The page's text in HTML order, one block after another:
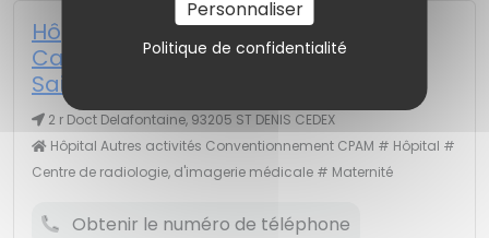
Personnaliser
Politique de confidentialité
Hôpital Delafontaine - Hôpital
Casanova (Centre Hospitalier de
Saint Denis)
2 r Doct Delafontaine, 93205 ST DENIS CEDEX
Hôpital Autres activités Conventionnement CPAM # Hôpital #
Centre de radiologie, d'imagerie médicale # Maternité
Obtenir le numéro de téléphone